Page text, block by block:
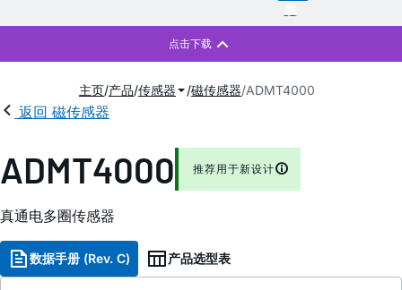
主页 产品 传感器 磁传感器 ADMT4000
返回 磁传感器
ADMT4000 推荐用于新设计
真通电多圈传感器
数据手册 (Rev. C) 产品选型表